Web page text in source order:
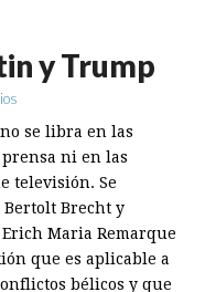
y Trump
se libra en las
ni en las
televisión. Se
Brecht y
Maria Remarque
que es aplicable a
bélicos y que